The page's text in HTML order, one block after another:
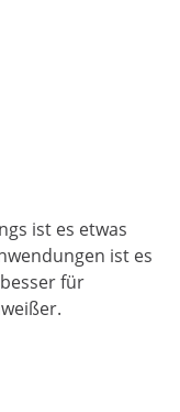
ist es etwas
ist es
für